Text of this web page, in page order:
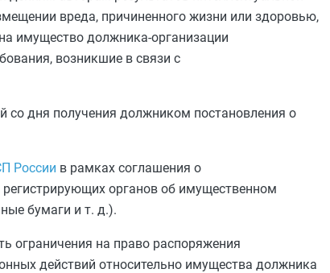
вреда, причиненного жизни или здоровью,
имущество должника-организации
возникшие в связи с
дня получения должником постановления о
России в рамках соглашения о
органов об имущественном
бумаги и т. д.).
ограничения на право распоряжения
действий относительно имущества должника